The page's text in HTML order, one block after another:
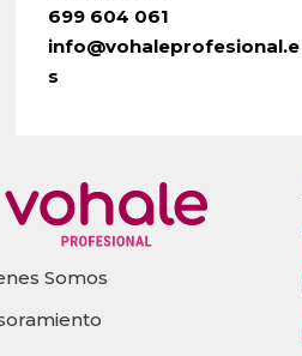
699 604 061
info@vohaleprofesional.e
s
Somos